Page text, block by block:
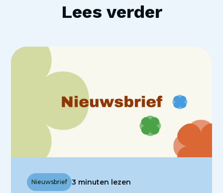
Lees verder
Nieuwsbrief 3 minuten lezen